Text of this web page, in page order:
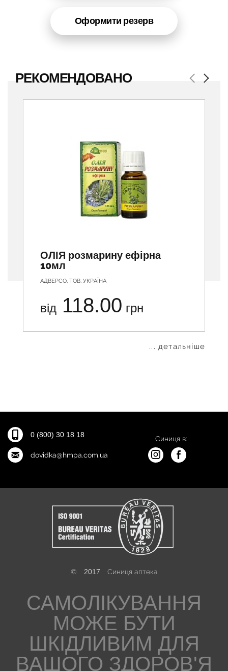
Оформити резерв
РЕКОМЕНДОВАНО Previous
ОЛІЯ розмарину ефірна
10мл
АДВЕРСО, ТОВ, УКРАЇНА
від 118.00 грн
... детальніше
Next
0 (800) 30 18 18
dovidka@hmpa.com.ua
Синиця в:
© 2017 Синиця аптека
САМОЛІКУВАННЯ
МОЖЕ БУТИ
ШКІДЛИВИМ ДЛЯ
ВАШОГО ЗДОРОВ'Я